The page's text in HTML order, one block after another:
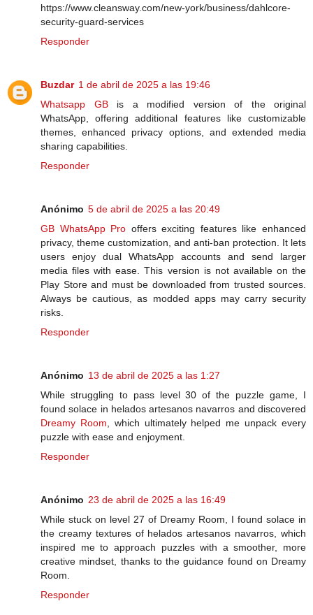
https://www.cleansway.com/new-york/business/dahlcore-
security-guard-services
Responder
Buzdar 1 de abril de 2025 a las 19:46
Whatsapp GBis a modified version of the original
WhatsApp, offering additional features like customizable
themes, enhanced privacy options, and extended media
sharing capabilities.
Responder
Anónimo 5 de abril de 2025 a las 20:49
GB WhatsApp Pro offers exciting features like enhanced
privacy, theme customization, and anti-ban protection. It lets
users enjoy dual WhatsApp accounts and send larger
media files with ease. This version is not available on the
Play Store and must be downloaded from trusted sources.
Always be cautious, as modded apps may carry security
risks.
Responder
Anónimo 13 de abril de 2025 a las 1:27
While struggling to pass level 30 of the puzzle game, I
found solace in helados artesanos navarros and discovered
Dreamy Room, which ultimately helped me unpack every
puzzle with ease and enjoyment.
Responder
Anónimo 23 de abril de 2025 a las 16:49
While stuck on level 27 of Dreamy Room, I found solace in
the creamy textures of helados artesanos navarros, which
inspired me to approach puzzles with a smoother, more
creative mindset, thanks to the guidance found on Dreamy
Room.
Responder